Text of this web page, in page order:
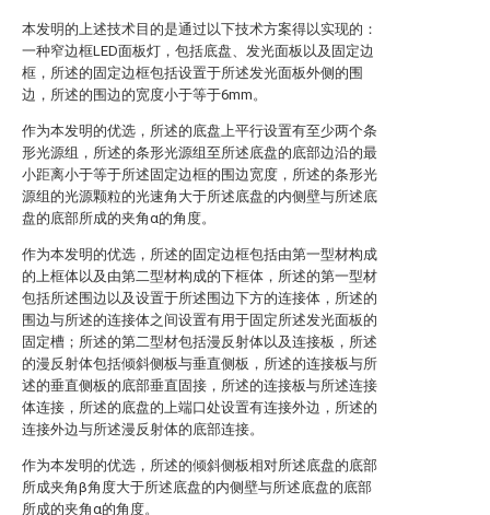
本发明的上述技术目的是通过以下技术方案得以实现的：
一种窄边框LED面板灯，包括底盘、发光面板以及固定边
框，所述的固定边框包括设置于所述发光面板外侧的围
边，所述的围边的宽度小于等于6mm。
作为本发明的优选，所述的底盘上平行设置有至少两个条
形光源组，所述的条形光源组至所述底盘的底部边沿的最
小距离小于等于所述固定边框的围边宽度，所述的条形光
源组的光源颗粒的光速角大于所述底盘的内侧壁与所述底
盘的底部所成的夹角α的角度。
作为本发明的优选，所述的固定边框包括由第一型材构成
的上框体以及由第二型材构成的下框体，所述的第一型材
包括所述围边以及设置于所述围边下方的连接体，所述的
围边与所述的连接体之间设置有用于固定所述发光面板的
固定槽；所述的第二型材包括漫反射体以及连接板，所述
的漫反射体包括倾斜侧板与垂直侧板，所述的连接板与所
述的垂直侧板的底部垂直固接，所述的连接板与所述连接
体连接，所述的底盘的上端口处设置有连接外边，所述的
连接外边与所述漫反射体的底部连接。
作为本发明的优选，所述的倾斜侧板相对所述底盘的底部
所成夹角β角度大于所述底盘的内侧壁与所述底盘的底部
所成的夹角α的角度。